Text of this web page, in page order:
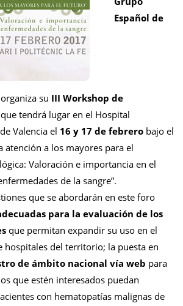
Español de
su III Workshop de
que tendrá lugar en el Hospital
Valencia el 16 y 17 de febrero bajo el
atención a los mayores para el
Valoración e importancia en el
de la sangre”.
que se abordarán en este foro
para la evaluación de los
que permitan expandir su uso en el
hospitales del territorio; la puesta en
de ámbito nacional vía web para
que estén interesados puedan
con hematopatías malignas de